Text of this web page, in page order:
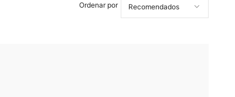
Ordenar por